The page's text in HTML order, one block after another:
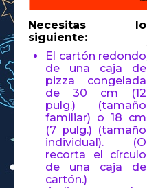
Necesitas lo
siguiente:
El cartón redondo
de una caja de
pizza congelada
de 30 cm (12
pulg.) (tamaño
familiar) o 18 cm
(7 pulg.) (tamaño
individual). (O
recorta el círculo
de una caja de
cartón.)